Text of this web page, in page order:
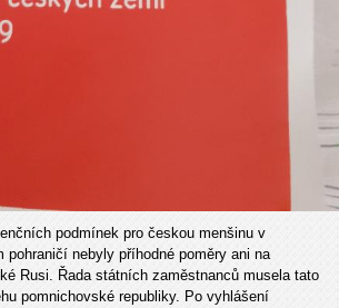
podmínek pro českou menšinu v
pohraničí nebyly příhodné poměry ani na
Rusi. Řada státních zaměstnanců musela tato
pomnichovské republiky. Po vyhlášení